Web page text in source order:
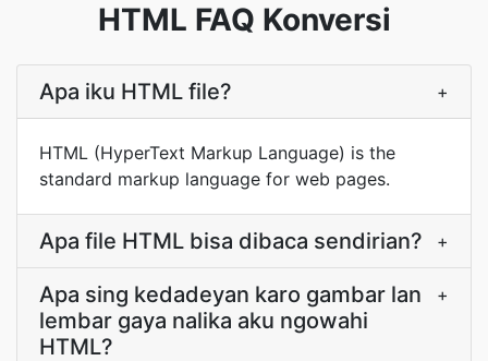
HTML FAQ Konversi
Apa iku HTML file? +
HTML (HyperText Markup Language) is the
standard markup language for web pages.
Apa file HTML bisa dibaca sendirian? +
Apa sing kedadeyan karo gambar lan
lembar gaya nalika aku ngowahi
HTML?
+